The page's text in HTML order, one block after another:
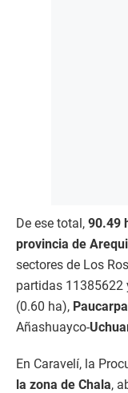
De ese total, 90.49
provincia de
sectores de Los
partidas 11385622
(0.60 ha),
Añashuayco-
En Caravelí, la
la zona de Chala,